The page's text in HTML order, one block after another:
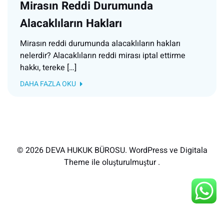
Mirasın Reddi Durumunda
Alacaklıların Hakları
Mirasın reddi durumunda alacaklıların hakları
nelerdir? Alacaklıların reddi mirası iptal ettirme
hakkı, tereke […]
DAHA FAZLA OKU
© 2026 DEVA HUKUK BÜROSU. WordPress ve Digitala
Theme ile oluşturulmuştur .